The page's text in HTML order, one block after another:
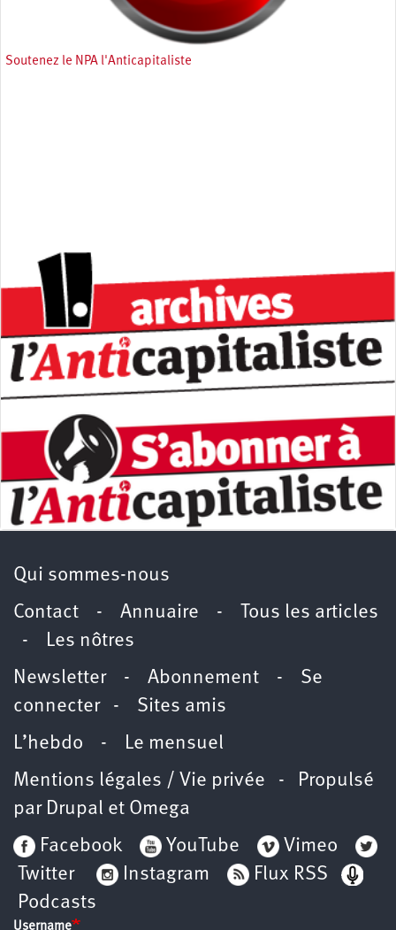
Soutenez le NPA l'Anticapitaliste
Qui sommes-nous
Contact - Annuaire -
Tous les articles
- Les nôtres
Newsletter- Abonnement - Se
connecter- Sites amis
L’hebdo - Le mensuel
Mentions légales / Vie privée - Propulsé
par Drupal et Omega
Facebook
YouTube
Vimeo
Twitter
Instagram
Flux RSS
Podcasts
Username